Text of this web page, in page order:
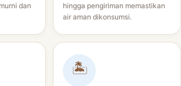
dan
hingga pengiriman memastikan
air aman dikonsumsi.
🏝️